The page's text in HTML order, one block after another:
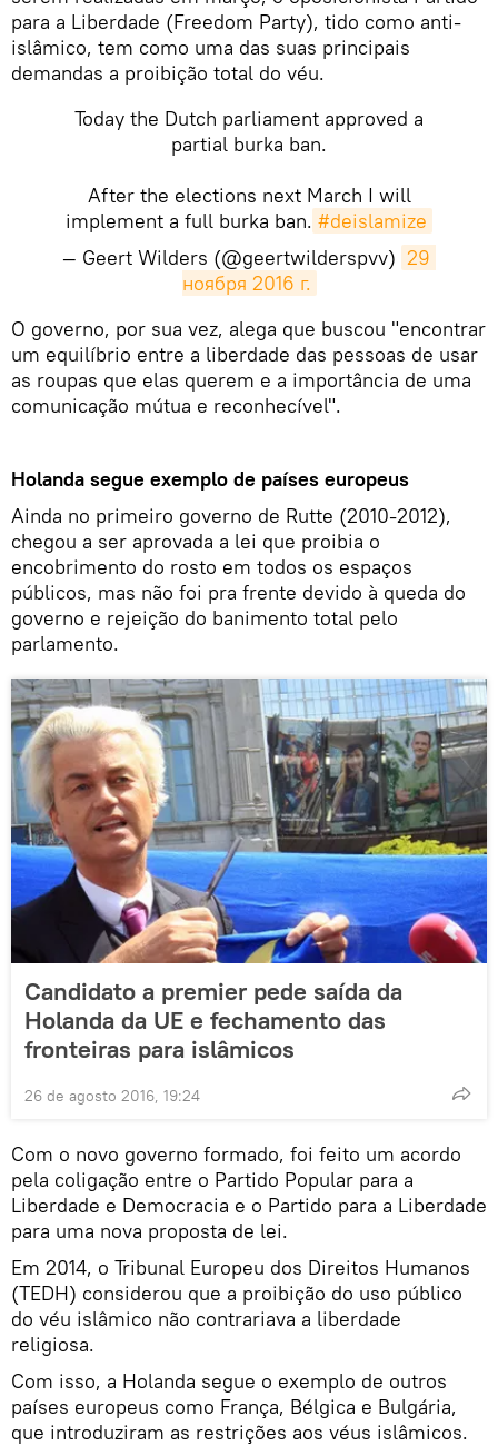
para a Liberdade (Freedom Party), tido como anti-
islâmico, tem como uma das suas principais
demandas a proibição total do véu.
Today the Dutch parliament approved a
partial burka ban.
After the elections next March I will
implement a full burka ban. #deislamize
— Geert Wilders (@geertwilderspvv) 29
ноября 2016 г.
​O governo, por sua vez, alega que buscou "encontrar
um equilíbrio entre a liberdade das pessoas de usar
as roupas que elas querem e a importância de uma
comunicação mútua e reconhecível".
Holanda segue exemplo de países europeus
Ainda no primeiro governo de Rutte (2010-2012),
chegou a ser aprovada a lei que proibia o
encobrimento do rosto em todos os espaços
públicos, mas não foi pra frente devido à queda do
governo e rejeição do banimento total pelo
parlamento.
Candidato a premier pede saída da
Holanda da UE e fechamento das
fronteiras para islâmicos
26 de agosto 2016, 19:24
Com o novo governo formado, foi feito um acordo
pela coligação entre o Partido Popular para a
Liberdade e Democracia e o Partido para a Liberdade
para uma nova proposta de lei.
Em 2014, o Tribunal Europeu dos Direitos Humanos
(TEDH) considerou que a proibição do uso público
do véu islâmico não contrariava a liberdade
religiosa.
Com isso, a Holanda segue o exemplo de outros
países europeus como França, Bélgica e Bulgária,
que introduziram as restrições aos véus islâmicos.